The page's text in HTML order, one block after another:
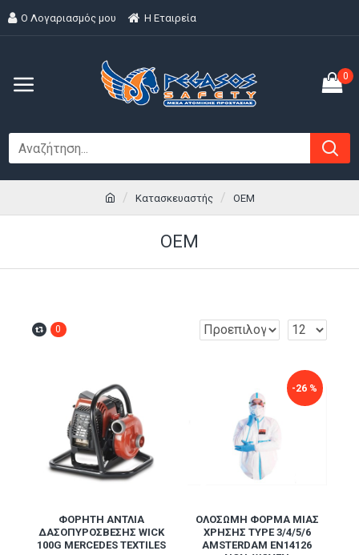
Ο Λογαριασμός μου H Εταιρεία
0
Κατασκευαστής OEM
OEM
0
ΦΟΡΗΤΉ ΑΝΤΛΊΑ
ΔΑΣΟΠΥΡΌΣΒΕΣΗΣ WICK
100G MERCEDES TEXTILES
-26 %
ΟΛΌΣΩΜΗ ΦΌΡΜΑ ΜΊΑΣ
ΧΡΉΣΗΣ TYPE 3/4/5/6
AMSTERDAM EN14126